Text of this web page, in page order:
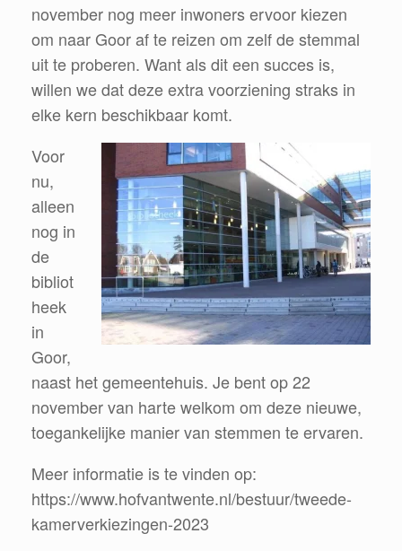
november nog meer inwoners ervoor kiezen
om naar Goor af te reizen om zelf de stemmal
uit te proberen. Want als dit een succes is,
willen we dat deze extra voorziening straks in
elke kern beschikbaar komt.
Voor
nu,
alleen
nog in
de
bibliot
heek
in
Goor,
naast het gemeentehuis. Je bent op 22
november van harte welkom om deze nieuwe,
toegankelijke manier van stemmen te ervaren.
Meer informatie is te vinden op:
https://www.hofvantwente.nl/bestuur/tweede-
kamerverkiezingen-2023